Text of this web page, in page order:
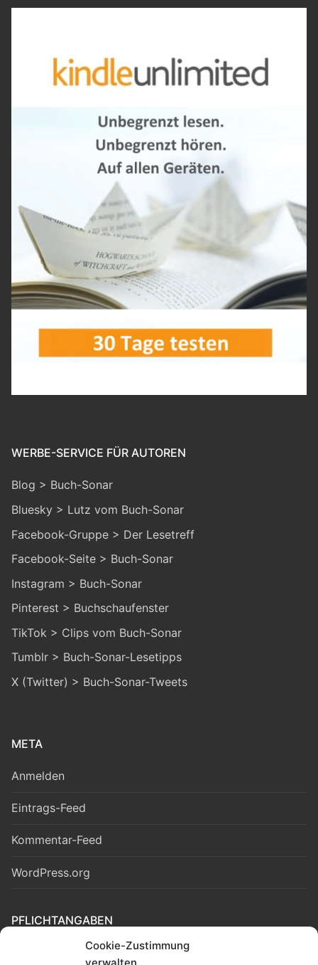
Cookie-Zustimmung
WERBE-SERVICE FÜR AUTOREN
Blog > Buch-Sonar
Bluesky > Lutz vom Buch-Sonar
Facebook-Gruppe > Der Lesetreff
Facebook-Seite > Buch-Sonar
Instagram > Buch-Sonar
Pinterest > Buchschaufenster
TikTok > Clips vom Buch-Sonar
Tumblr > Buch-Sonar-Lesetipps
X (Twitter) > Buch-Sonar-Tweets
META
Anmelden
Eintrags-Feed
Kommentar-Feed
WordPress.org
PFLICHTANGABEN
Cookie-Richtlinie (EU)